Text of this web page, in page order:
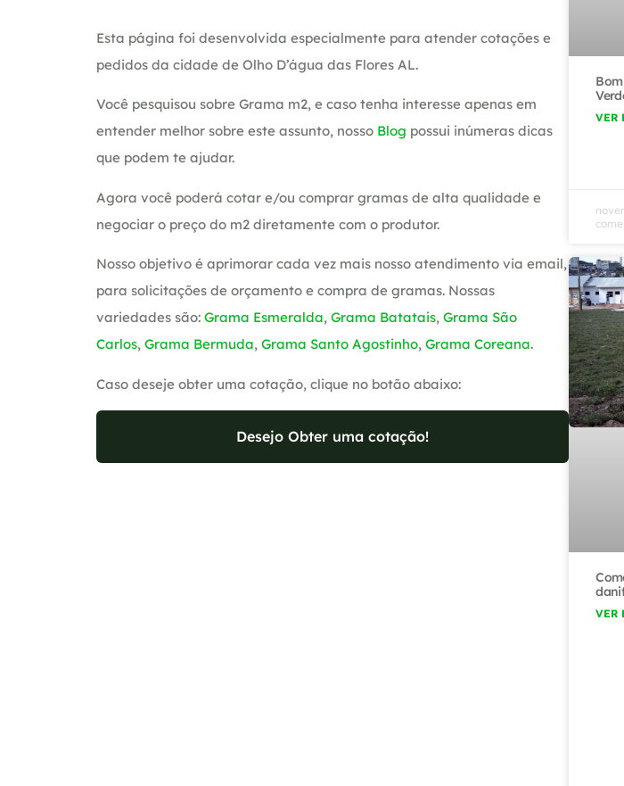
Esta página foi desenvolvida especialmente para atender cotações e
pedidos da cidade de Olho D’água das Flores AL.
Você pesquisou sobre Grama m2, e caso tenha interesse apenas em
entender melhor sobre este assunto, nosso Blog possui inúmeras dicas
que podem te ajudar.
Agora você poderá cotar e/ou comprar gramas de alta qualidade e
negociar o preço do m2 diretamente com o produtor.
Nosso objetivo é aprimorar cada vez mais nosso atendimento via email,
para solicitações de orçamento e compra de gramas. Nossas
variedades são: Grama Esmeralda, Grama Batatais, Grama São
Carlos, Grama Bermuda, Grama Santo Agostinho, Grama Coreana.
Caso deseje obter uma cotação, clique no botão abaixo:
Desejo Obter uma cotação!
VER
VER